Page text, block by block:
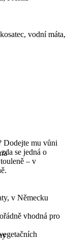
vodní máta,
Dodejte mu vůni
se jedná o
– v
v Německu
vhodná pro